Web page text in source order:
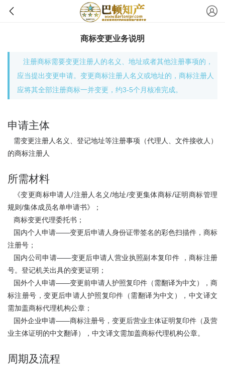
商标变更业务说明
注册商标需要变更注册人的名义、地址或者其他注册事项的，
应当提出变更申请。变更商标注册人名义或地址的，商标注册人
应将其全部注册商标一并变更，约3-5个月核准完成。
申请主体
需变更注册人名义、登记地址等注册事项（代理人、文件接收人）
的商标注册人
所需材料
《变更商标申请人/注册人名义/地址/变更集体商标/证明商标管理
规则/集体成员名单申请书》；
商标变更代理委托书；
国内个人申请——变更后申请人身份证带签名的彩色扫描件，商标
注册号；
国内公司申请——变更后申请人营业执照副本复印件 ，商标注册
号。登记机关出具的变更证明；
国外个人申请——变更前申请人护照复印件（需翻译为中文），商
标注册号，变更后申请人护照复印件（需翻译为中文），中文译文
需加盖商标代理机构公章；
国外企业申请——商标注册号，变更后营业主体证明复印件（及营
业主体证明的中文翻译），中文译文需加盖商标代理机构公章。
周期及流程